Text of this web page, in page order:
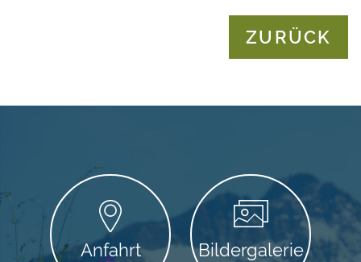
ZURÜCK
Anfahrt Bildergalerie